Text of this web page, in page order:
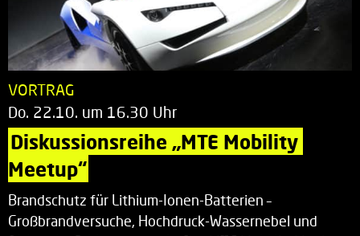
VORTRAG
Do. 22.10. um 16.30 Uhr
Diskussionsreihe „MTE Mobility
Meetup“
Brandschutz für Lithium-Ionen-Batterien –
Großbrandversuche, Hochdruck-Wassernebel und